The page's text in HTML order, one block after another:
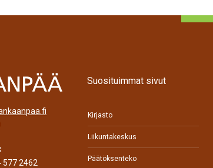
577 2462
Suosituimmat sivut
Kirjasto
Liikuntakeskus
Päätöksenteko